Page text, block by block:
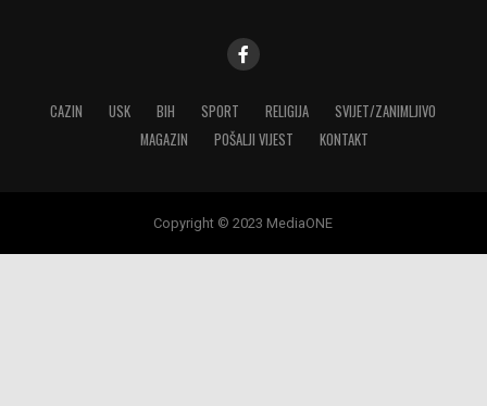
CAZIN USK BIH SPORT RELIGIJA
SVIJET/ZANIMLJIVO
MAGAZIN
POŠALJI VIJEST KONTAKT
Copyright © 2023 MediaONE